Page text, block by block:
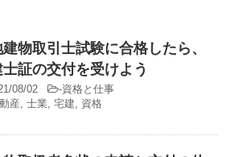
物取引士試験に合格したら、
証の交付を受けよう
08/02 -資格と仕事
産 士業 宅建 資格